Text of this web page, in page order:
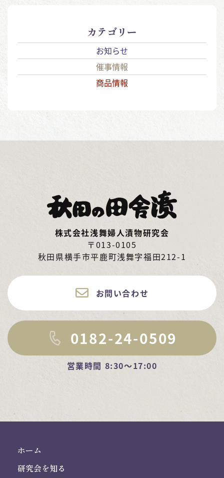
カテゴリー
お知らせ
催事情報
商品情報
株式会社浅舞婦人漬物研究会
〒013-0105
秋田県横手市平鹿町浅舞字福田212-1
お問い合わせ
0182-24-0509
営業時間 8:30～17:00
ホーム
研究会を知る